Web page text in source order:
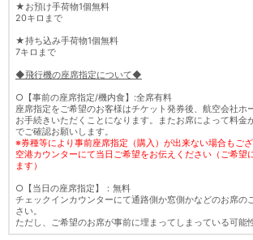
★お預け手荷物1個無料
20キロまで
★持ち込み手荷物1個無料
7キロまで
◆飛行機の座席指定について◆
○【事前の座席指定/機内食】:全席有料
座席指定をご希望のお客様はチケット発券後、航空会社ホ
お手続きいただくことになります。またお席によって料金
でご確認お願いします。
※券種等により事前座席指定（購入）が出来ない場合もご
空港カウンターにて当日ご希望をお伝えください（ご希望
ます）
○【当日の座席指定】：無料
チェックインカウンターにて通路側か窓側かなどのお席の
さい。
ただし、ご希望のお席が事前に埋まってしまっている可能